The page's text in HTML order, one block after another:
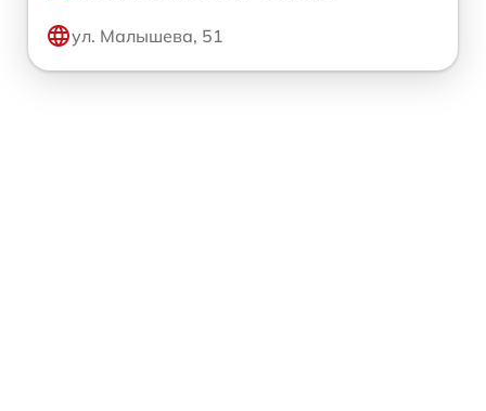
ул. Малышева, 51